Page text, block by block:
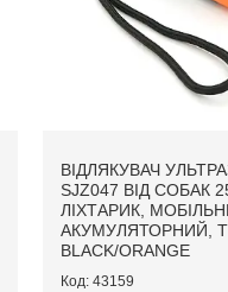
ВІДЛЯКУВАЧ
SJZ047 ВІД СОБАК
ЛІХТАРИК,
АКУМУЛЯТОРНИЙ,
BLACK/ORANGE
43159